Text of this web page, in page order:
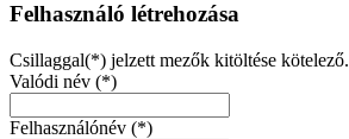
Felhasználó létrehozása
Csillaggal(*) jelzett mezők kitöltése kötelező.
Valódi név (*)
Felhasználónév (*)